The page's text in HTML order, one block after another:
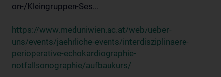
on-/Kleingruppen-Ses...
https://www.meduniwien.ac.at/web/ueber-
uns/events/jaehrliche-events/interdisziplinaere-
perioperative-echokardiographie-
notfallsonographie/aufbaukurs/